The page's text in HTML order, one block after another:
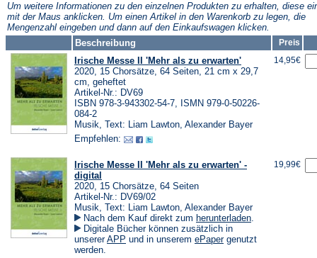
Um weitere Informationen zu den einzelnen Produkten zu erhalten, diese
mit der Maus anklicken. Um einen Artikel in den Warenkorb zu legen, die
Mengenzahl eingeben und dann auf den Einkaufswagen klicken.
Beschreibung
Preis
Irische Messe II 'Mehr als zu erwarten'
2020, 15 Chorsätze, 64 Seiten, 21 cm x 29,7
cm, geheftet
Artikel-Nr.: DV69
ISBN 978-3-943302-54-7, ISMN 979-0-50226-
084-2
Musik, Text: Liam Lawton, Alexander Bayer
Empfehlen:
14,95€
Irische Messe II 'Mehr als zu erwarten' -
digital
2020, 15 Chorsätze, 64 Seiten
Artikel-Nr.: DV69/02
Musik, Text: Liam Lawton, Alexander Bayer
Nach dem Kauf direkt zum herunterladen(Öffnet
einem
.
Digitale Bücher können zusätzlich in
unsererAPP (Öffnet
und in unserem ePaper(Öffnet
genutzt
werden.
19,99€